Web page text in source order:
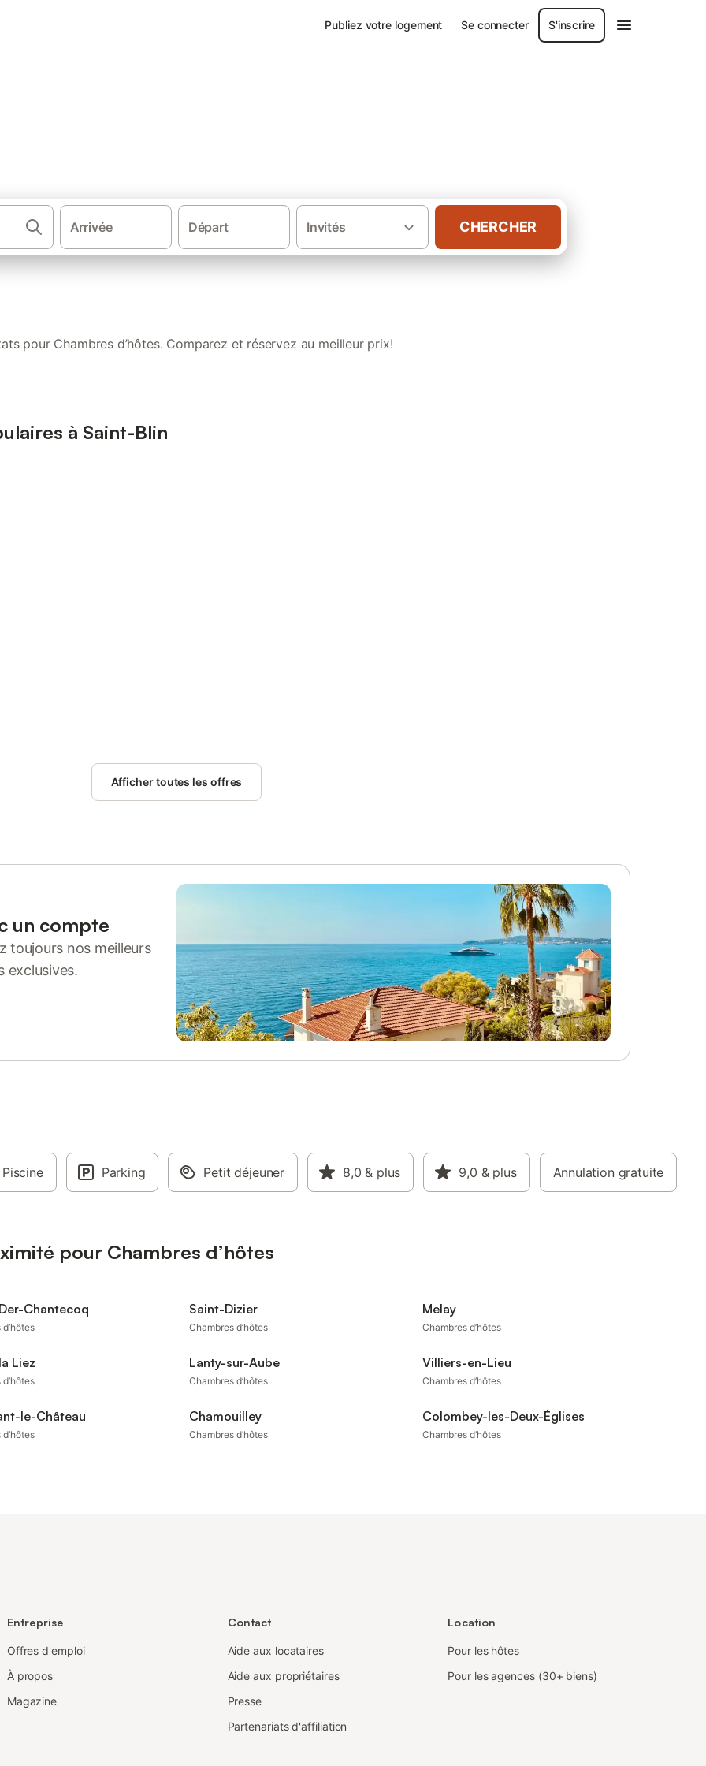
Publiez votre logement Se connecter S'inscrire
Arrivée Départ Invités CHERCHER
pour Chambres d’hôtes. Comparez et réservez au meilleur prix!
à Saint-Blin
Afficher toutes les offres
un compte
toujours nos meilleurs
exclusives.
Piscine Parking Petit déjeuner 8,0 & plus 9,0 & plus Annulation gratuite
pour Chambres d’hôtes
Chantecoq Saint-Dizier
Chambres d’hôtes
Melay
Chambres d’hôtes
Liez Lanty-sur-Aube
Chambres d’hôtes
Villiers-en-Lieu
Chambres d’hôtes
le-Château Chamouilley
Chambres d’hôtes
Colombey-les-Deux-Églises
Chambres d’hôtes
Entreprise
Offres d'emploi
À propos
Magazine
Contact
Aide aux locataires
Aide aux propriétaires
Presse
Partenariats d'affiliation
Location
Pour les hôtes
Pour les agences (30+ biens)